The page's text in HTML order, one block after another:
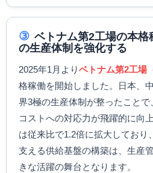
③ ベトナム第2工場の本格
の生産体制を強化する
2025年1月よりベトナム第2工場
格稼働を開始しました。日本、
界3極の生産体制が整ったこと
コストへの対応力が飛躍的に向
は従来比で1.2倍に拡大しており
支える供給基盤の構築は、生産
きな活躍の舞台となります。